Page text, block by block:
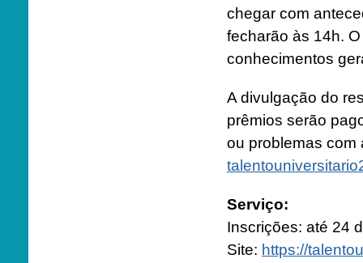
chegar com
fecharão às 14h.
conhecimentos
A divulgação do
prêmios serão
ou problemas com
Serviço:
Inscrições: até 24
Site: https://